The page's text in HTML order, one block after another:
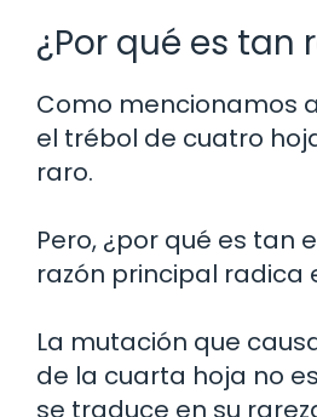
¿Por qué es tan
Como mencionamos
el trébol de cuatro
raro.
Pero, ¿por qué es tan
razón principal radica
La mutación que
de la cuarta hoja no
se traduce en su